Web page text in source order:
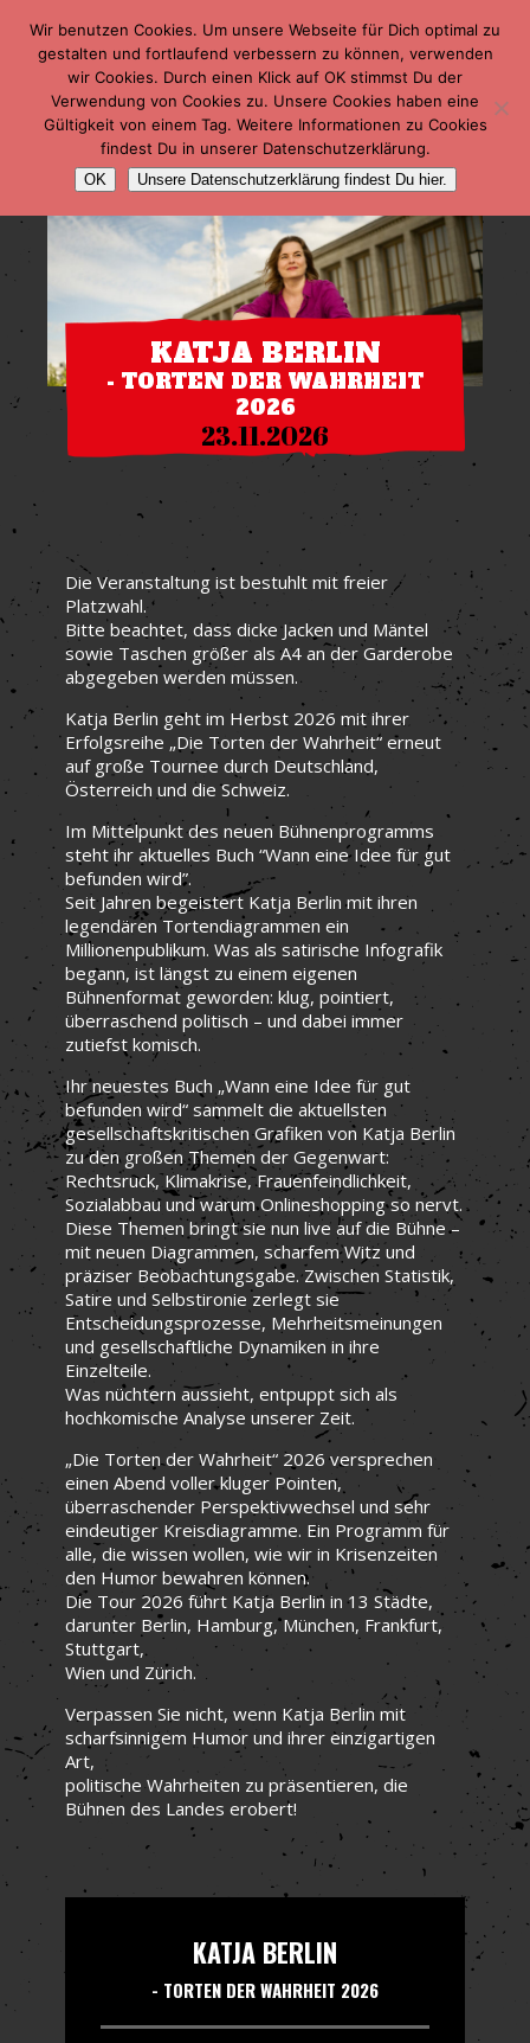
KATJA BERLIN
- TORTEN DER WAHRHEIT
2026
23.11.2026
Die Veranstaltung ist bestuhlt mit freier
Platzwahl.
Bitte beachtet, dass dicke Jacken und Mäntel
sowie Taschen größer als A4 an der Garderobe
abgegeben werden müssen.
Katja Berlin geht im Herbst 2026 mit ihrer
Erfolgsreihe „Die Torten der Wahrheit“ erneut
auf große Tournee durch Deutschland,
Österreich und die Schweiz.
Im Mittelpunkt des neuen Bühnenprogramms
steht ihr aktuelles Buch “Wann eine Idee für gut
befunden wird”.
Seit Jahren begeistert Katja Berlin mit ihren
legendären Tortendiagrammen ein
Millionenpublikum. Was als satirische Infografik
begann, ist längst zu einem eigenen
Bühnenformat geworden: klug, pointiert,
überraschend politisch – und dabei immer
zutiefst komisch.
Ihr neuestes Buch „Wann eine Idee für gut
befunden wird“ sammelt die aktuellsten
gesellschaftskritischen Grafiken von Katja Berlin
zu den großen Themen der Gegenwart:
Rechtsruck, Klimakrise, Frauenfeindlichkeit,
Sozialabbau und warum Onlineshopping so nervt.
Diese Themen bringt sie nun live auf die Bühne –
mit neuen Diagrammen, scharfem Witz und
präziser Beobachtungsgabe. Zwischen Statistik,
Satire und Selbstironie zerlegt sie
Entscheidungsprozesse, Mehrheitsmeinungen
und gesellschaftliche Dynamiken in ihre
Einzelteile.
Was nüchtern aussieht, entpuppt sich als
hochkomische Analyse unserer Zeit.
„Die Torten der Wahrheit“ 2026 versprechen
einen Abend voller kluger Pointen,
überraschender Perspektivwechsel und sehr
eindeutiger Kreisdiagramme. Ein Programm für
alle, die wissen wollen, wie wir in Krisenzeiten
den Humor bewahren können.
Die Tour 2026 führt Katja Berlin in 13 Städte,
darunter Berlin, Hamburg, München, Frankfurt,
Stuttgart,
Wien und Zürich.
Verpassen Sie nicht, wenn Katja Berlin mit
scharfsinnigem Humor und ihrer einzigartigen
Art,
politische Wahrheiten zu präsentieren, die
Bühnen des Landes erobert!
KATJA BERLIN
- TORTEN DER WAHRHEIT 2026
Wir benutzen Cookies. Um unsere Webseite für Dich optimal zu
gestalten und fortlaufend verbessern zu können, verwenden
wir Cookies. Durch einen Klick auf OK stimmst Du der
Verwendung von Cookies zu. Unsere Cookies haben eine
Gültigkeit von einem Tag. Weitere Informationen zu Cookies
findest Du in unserer Datenschutzerklärung.
OK Unsere Datenschutzerklärung findest Du hier.